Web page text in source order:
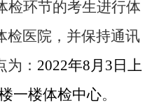
检环节的考生进行体
检医院，并保持通讯
： 2022年8月 3 日上
一楼体检中心。